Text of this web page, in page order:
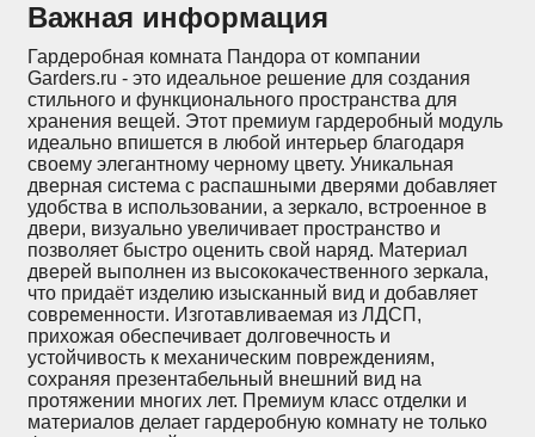
Важная информация
Гардеробная комната Пандора от компании
Garders.ru - это идеальное решение для создания
стильного и функционального пространства для
хранения вещей. Этот премиум гардеробный модуль
идеально впишется в любой интерьер благодаря
своему элегантному черному цвету. Уникальная
дверная система с распашными дверями добавляет
удобства в использовании, а зеркало, встроенное в
двери, визуально увеличивает пространство и
позволяет быстро оценить свой наряд. Материал
дверей выполнен из высококачественного зеркала,
что придаёт изделию изысканный вид и добавляет
современности. Изготавливаемая из ЛДСП,
прихожая обеспечивает долговечность и
устойчивость к механическим повреждениям,
сохраняя презентабельный внешний вид на
протяжении многих лет. Премиум класс отделки и
материалов делает гардеробную комнату не только